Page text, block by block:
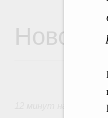
Новости